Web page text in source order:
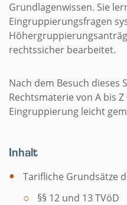
Grundlagenwissen. Sie
Eingruppierungsfragen
rechtssicher bearbeitet.
Nach dem Besuch dieses
Rechtsmaterie von A bis
Eingruppierung leicht
Inhalt
Tarifliche Grundsätze
§§ 12 und 13 TVöD